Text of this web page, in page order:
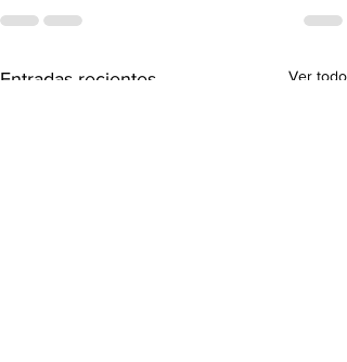
Entradas recientes Ver todo